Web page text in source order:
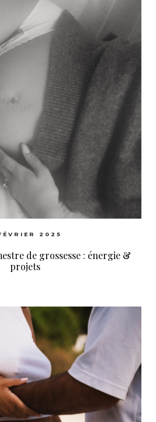
2025
de grossesse : énergie &
projets